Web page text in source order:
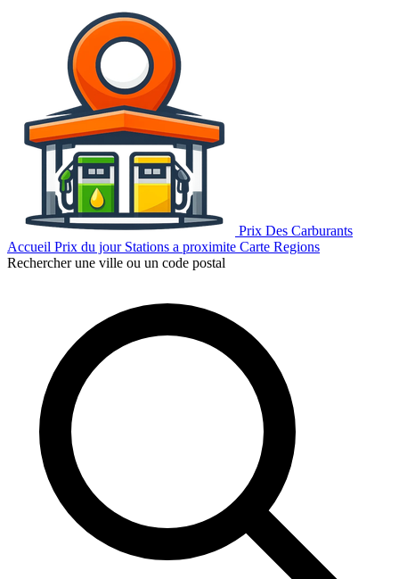
Prix Des Carburants
Accueil Prix du jour Stations a proximite Carte Regions
Rechercher une ville ou un code postal